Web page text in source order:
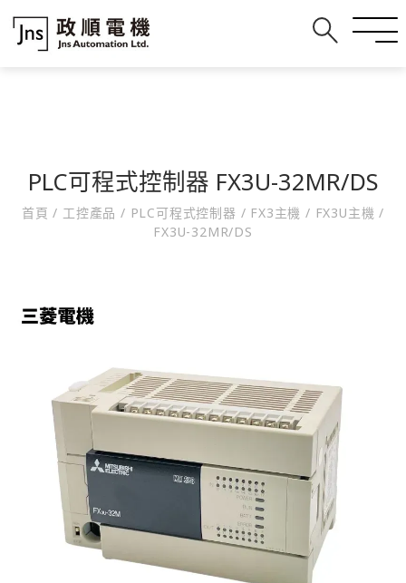
PLC可程式控制器 FX3U-32MR/DS
首頁/ 工控產品 / PLC可程式控制器 / FX3主機/ FX3U主機/
FX3U-32MR/DS